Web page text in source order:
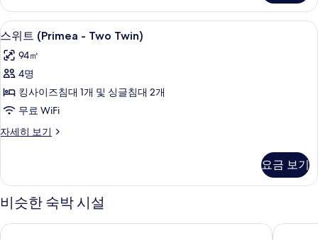
두
보
기
-
King)
자
히
보
스
위
트
(Primea
-
Two
Twin)
모
두
보
미니바, 객실 내 금고, 책상, 노트북 작
4
스위트 (Primea - Two Twin)
94㎡
4명
킹사이즈침대 1개 및 싱글침대 2개
무료 WiFi
자세히 보기
스
-
Two
Twin)
세
요금 보기
비슷한 숙박 시설
뉴 월드 마카타이 호텔 디 알파